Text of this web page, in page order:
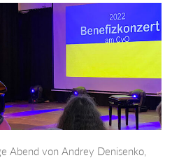
Abend von Andrey Denisenko,